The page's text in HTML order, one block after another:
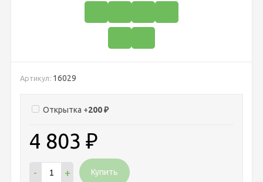
Артикул: 16029
Открытка +200₽
4 803 ₽
- + Купить